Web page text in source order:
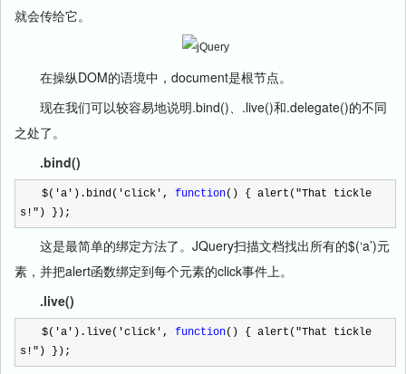
就会传给它。
在操纵DOM的语境中，document是根节点。
现在我们可以较容易地说明.bind()、.live()和.delegate()的不同
之处了。
.bind()
$( 'a ' ).bind( 'click ' , function() { alert( "That tickle
s! " ) });
这是最简单的绑定方法了。JQuery扫描文档找出所有的$(‘a’)元
素，并把alert函数绑定到每个元素的click事件上。
.live()
$( 'a ' ).live( 'click ' , function() { alert( "That tickle
s! " ) });